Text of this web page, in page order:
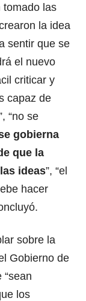
tomado las
la idea
sentir que se
el nuevo
criticar y
capaz de
“no se
gobierna
que la
ideas”, “el
hacer
sobre la
Gobierno de
los